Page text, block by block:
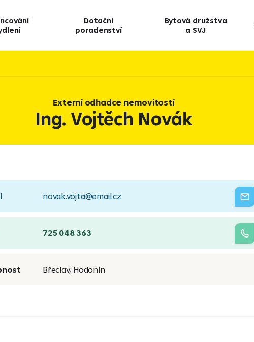
Dotační
poradenství
Bytová družstva
a SVJ
Externí odhadce nemovitostí
Ing. Vojtěch Novák
novak.vojta@email.cz
725 048 363
Břeclav, Hodonín